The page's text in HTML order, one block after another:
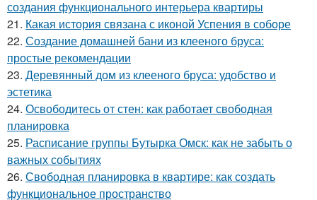
создания функционального интерьера квартиры
21. Какая история связана с иконой Успения в соборе
22. Создание домашней бани из клееного бруса:
простые рекомендации
23. Деревянный дом из клееного бруса: удобство и
эстетика
24. Освободитесь от стен: как работает свободная
планировка
25. Расписание группы Бутырка Омск: как не забыть о
важных событиях
26. Свободная планировка в квартире: как создать
функциональное пространство